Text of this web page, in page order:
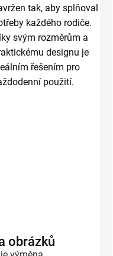
tak, aby splňoval
každého rodiče.
svým rozměrům a
designu je
řešením pro
použití.
obrázků